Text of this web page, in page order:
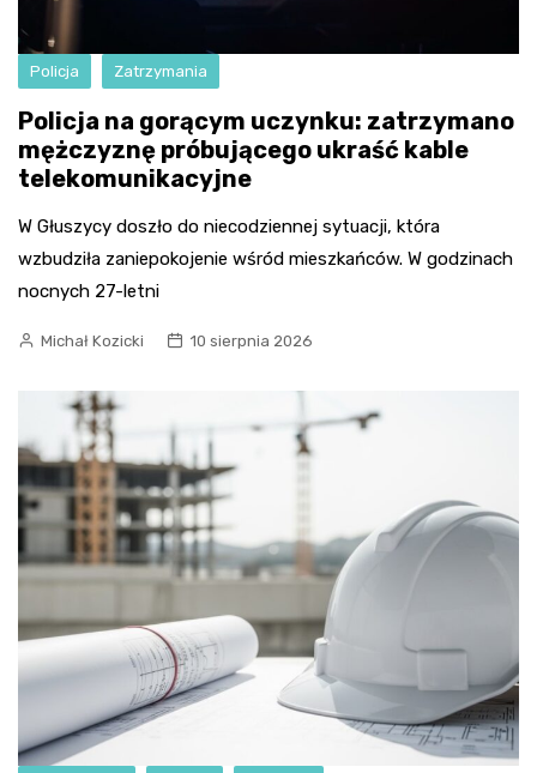
Policja Zatrzymania
Policja na gorącym uczynku: zatrzymano
mężczyznę próbującego ukraść kable
telekomunikacyjne
W Głuszycy doszło do niecodziennej sytuacji, która
wzbudziła zaniepokojenie wśród mieszkańców. W godzinach
nocnych 27-letni
Michał Kozicki 10 sierpnia 2026